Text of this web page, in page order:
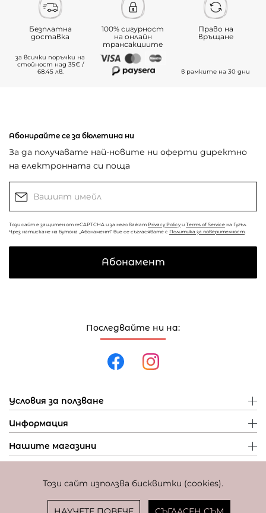
Този сайт използва бисквитки (cookies).
Безплатна
доставка
за всички поръчки на
стойност над 35€ /
68.45 лв.
100% сигурност
на онлайн
трансакциите
Право на
връщане
в рамките на 30 дни
Последвайте ни на:
Условия за ползване
Информация
Нашите магазини
Абонирайте се за бюлетина ни
За да получавате най-новите ни оферти директно
на електронната си поща
Този сайт е защитен от reCAPTCHA и за него важат Privacy Policy и Terms of Service на Гугъл.
Чрез натискане на бутона „Абонамент“ вие се съгласявате с Политика за поверителност
Абонамент
Фиксиран курс за превалутиране: 1 EUR = 1,95583 BGN